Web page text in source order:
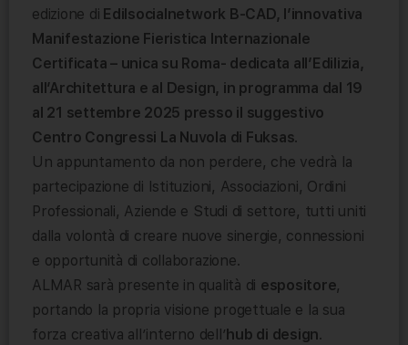
edizione di Edilsocialnetwork B-CAD, l’innovativa
Manifestazione Fieristica Internazionale
Certificata – unica su Roma- dedicata all’Edilizia,
all’Architettura e al Design, in programma dal 19
al 21 settembre 2025 presso il suggestivo
Centro Congressi La Nuvola di Fuksas.
Un appuntamento da non perdere, che vedrà la
partecipazione di Istituzioni, Associazioni, Ordini
Professionali, Aziende e Studi di settore, tutti uniti
dalla volontà di creare nuove sinergie, connessioni
e opportunità di collaborazione.
ALMAR sarà presente in qualità di espositore,
portando la propria visione progettuale e la sua
forza creativa all’interno dell’ hub di design.